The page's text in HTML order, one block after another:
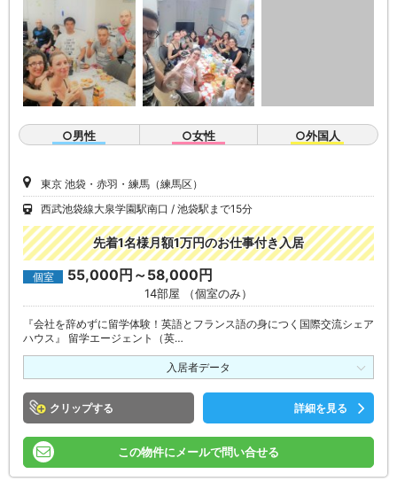
○男性 ○女性 ○外国人
東京 池袋・赤羽・練馬（練馬区）
西武池袋線大泉学園駅南口
池袋駅まで15分
先着1名様月額1万円のお仕事付き入居
個室 55,000円～58,000円
14部屋 （個室のみ）
『会社を辞めずに留学体験！英語とフランス語の身につく国際交流シェア
ハウス』 留学エージェント（英…
入居者データ
クリップ 詳細を見る
この物件にメールで問い合せる